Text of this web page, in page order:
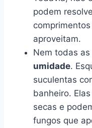
podem
aproveitam.
Nem todas
umidade.
suculentas
banheiro.
secas e
fungos que